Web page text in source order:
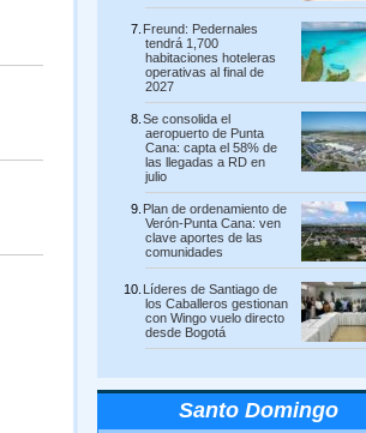
Freund: Pedernales
tendrá 1,700
habitaciones hoteleras
operativas al final de
2027
Se consolida el
aeropuerto de Punta
Cana: capta el 58% de
las llegadas a RD en
julio
Plan de ordenamiento de
Verón-Punta Cana: ven
clave aportes de las
comunidades
Líderes de Santiago de
los Caballeros gestionan
con Wingo vuelo directo
desde Bogotá
Santo Domingo